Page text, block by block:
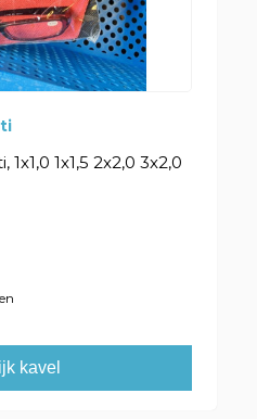
1x1,5 2x2,0 3x2,0
kavel